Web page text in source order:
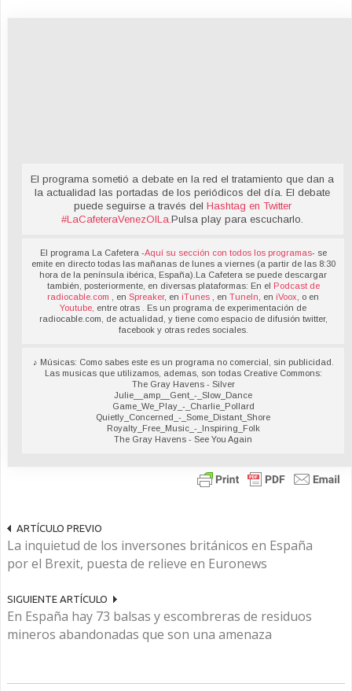
El programa sometió a debate en la red el tratamiento que dan a
la actualidad las portadas de los periódicos del día. El debate
puede seguirse a través del Hashtag en Twitter
#LaCafeteraVenezOILa .Pulsa play para escucharlo.
El programa La Cafetera -Aquí su sección con todos los programas- se
emite en directo todas las mañanas de lunes a viernes (a partir de las 8:30
hora de la península ibérica, España).La Cafetera se puede descargar
también, posteriormente, en diversas plataformas: En el Podcast de
radiocable.com
, enSpreaker, en iTunes , enTuneIn , en iVoox , o en
Youtube, entre otras . Es un programa de experimentación de
radiocable.com, de actualidad, y tiene como espacio de difusión twitter,
facebook y otras redes sociales.
♪ Músicas: Como sabes este es un programa no comercial, sin publicidad.
Las musicas que utilizamos, ademas, son todas Creative Commons:
The Gray Havens - Silver
Julie__amp__Gent_-_Slow_Dance
Game_We_Play_-_Charlie_Pollard
Quietly_Concerned_-_Some_Distant_Shore
Royalty_Free_Music_-_Inspiring_Folk
The Gray Havens - See You Again
ARTÍCULO PREVIO
La inquietud de los inversones británicos en España
por el Brexit, puesta de relieve en Euronews
SIGUIENTE ARTÍCULO
En España hay 73 balsas y escombreras de residuos
mineros abandonadas que son una amenaza